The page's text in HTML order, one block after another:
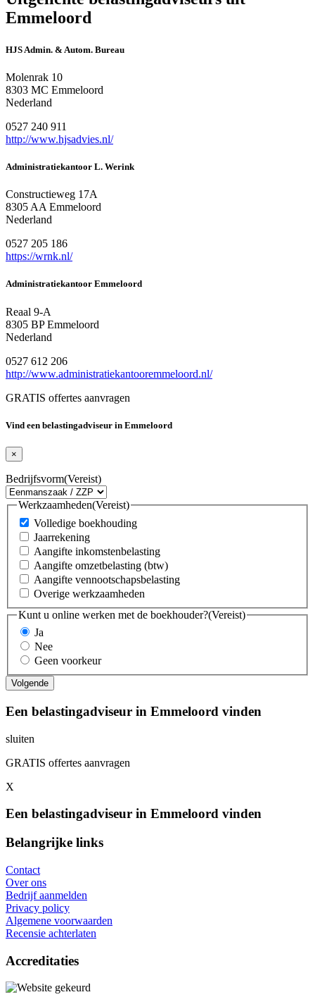
Emmeloord
HJS Admin. & Autom. Bureau
Molenrak 10
8303 MC Emmeloord
Nederland
0527 240 911
http://www.hjsadvies.nl/
Administratiekantoor L. Werink
Constructieweg 17A
8305 AA Emmeloord
Nederland
0527 205 186
https://wrnk.nl/
Administratiekantoor Emmeloord
Reaal 9-A
8305 BP Emmeloord
Nederland
0527 612 206
http://www.administratiekantooremmeloord.nl/
GRATIS offertes aanvragen
Vind een belastingadviseur in Emmeloord
×
Bedrijfsvorm(Vereist)
Werkzaamheden(Vereist)
Volledige boekhouding
Jaarrekening
Aangifte inkomstenbelasting
Aangifte omzetbelasting (btw)
Aangifte vennootschapsbelasting
Overige werkzaamheden
Kunt u online werken met de boekhouder?(Vereist)
Ja
Nee
Geen voorkeur
Een belastingadviseur in Emmeloord vinden
sluiten
GRATIS offertes aanvragen
X
Een belastingadviseur in Emmeloord vinden
Belangrijke links
Contact
Over ons
Bedrijf aanmelden
Privacy policy
Algemene voorwaarden
Recensie achterlaten
Accreditaties